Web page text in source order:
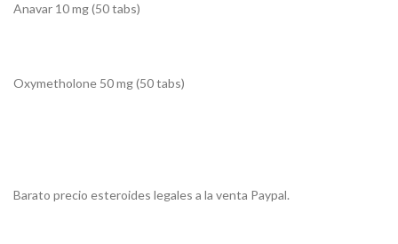
Anavar 10 mg (50 tabs)
Oxymetholone 50 mg (50 tabs)
Barato precio esteroides legales a la venta Paypal.